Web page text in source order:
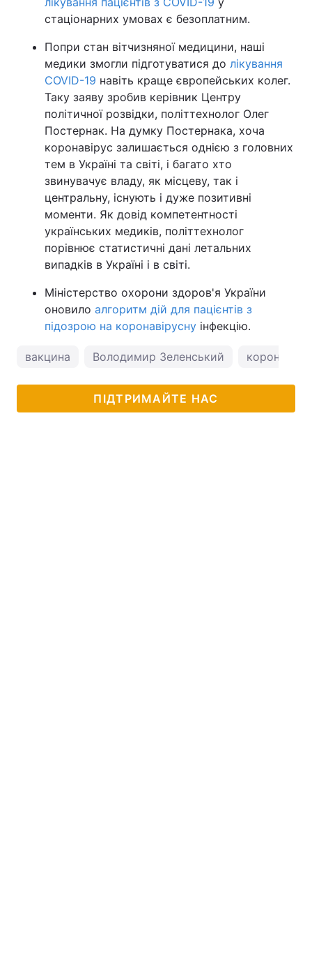
стаціонарних умовах є безоплатним.
Попри стан вітчизняної медицини, наші
медики змогли підготуватися до лікування
COVID-19 навіть краще європейських колег.
Таку заяву зробив керівник Центру
політичної розвідки, політтехнолог Олег
Постернак. На думку Постернака, хоча
коронавірус залишається однією з головних
тем в Україні та світі, і багато хто
звинувачує владу, як місцеву, так і
центральну, існують і дуже позитивні
моменти. Як довід компетентності
українських медиків, політтехнолог
порівнює статистичні дані летальних
випадків в Україні і в світі.
Міністерство охорони здоров'я України
оновило алгоритм дій для пацієнтів з
підозрою на коронавірусну інфекцію.
вакцина Володимир Зеленський
ПІДТРИМАЙТЕ НАС